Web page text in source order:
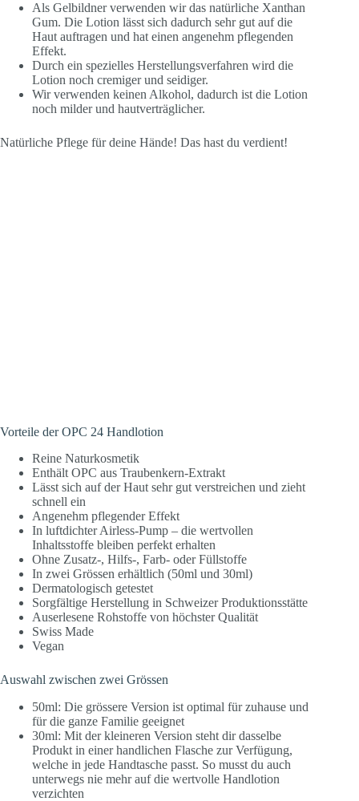
Als Gelbildner verwenden wir das natürliche Xanthan
Gum. Die Lotion lässt sich dadurch sehr gut auf die
Haut auftragen und hat einen angenehm pflegenden
Effekt.
Durch ein spezielles Herstellungsverfahren wird die
Lotion noch cremiger und seidiger.
Wir verwenden keinen Alkohol, dadurch ist die Lotion
noch milder und hautverträglicher.
Natürliche Pflege für deine Hände! Das hast du verdient!
Vorteile der OPC 24 Handlotion
Reine Naturkosmetik
Enthält OPC aus Traubenkern-Extrakt
Lässt sich auf der Haut sehr gut verstreichen und zieht
schnell ein
Angenehm pflegender Effekt
In luftdichter Airless-Pump – die wertvollen
Inhaltsstoffe bleiben perfekt erhalten
Ohne Zusatz-, Hilfs-, Farb- oder Füllstoffe
In zwei Grössen erhältlich (50ml und 30ml)
Dermatologisch getestet
Sorgfältige Herstellung in Schweizer Produktionsstätte
Auserlesene Rohstoffe von höchster Qualität
Swiss Made
Vegan
Auswahl zwischen zwei Grössen
50ml: Die grössere Version ist optimal für zuhause und
für die ganze Familie geeignet
30ml: Mit der kleineren Version steht dir dasselbe
Produkt in einer handlichen Flasche zur Verfügung,
welche in jede Handtasche passt. So musst du auch
unterwegs nie mehr auf die wertvolle Handlotion
verzichten